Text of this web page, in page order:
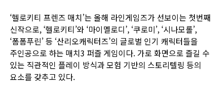
‘헬로키티 프렌즈 매치’는 올해 라인게임즈가 선보이는 첫번째
신작으로, ‘헬로키티’와 ‘마이멜로디’, ‘쿠로미’, ‘시나모롤’,
‘폼폼푸린’ 등 ‘산리오캐릭터즈’의 글로벌 인기 캐릭터들을
주인공으로 하는 매치3 퍼즐 게임이다. 가로 화면으로 즐길 수
있는 직관적인 플레이 방식과 모험 기반의 스토리텔링 등의
요소를 갖추고 있다.